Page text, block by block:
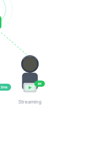
2ms
4K
Streaming